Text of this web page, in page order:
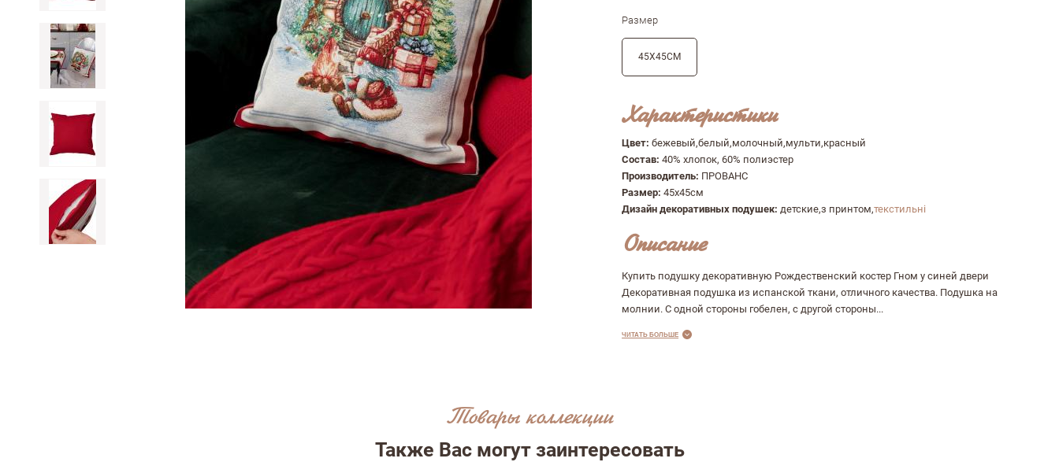
Размер
45Х45СМ
Характеристики
Цвет:бежевый,белый,молочный,мульти,красный
Состав:40% хлопок, 60% полиэстер
Производитель: ПРОВАНС
Размер:45х45см
Дизайн декоративных подушек:детские,з принтом,текстильні
Описание
Купить подушку декоративную Рождественский костер Гном у синей двери
Декоративная подушка из испанской ткани, отличного качества. Подушка на
молнии. С одной стороны гобелен, с другой стороны...
ЧИТАТЬ БОЛЬШЕ
Товары коллекции
Также Вас могут заинтересовать